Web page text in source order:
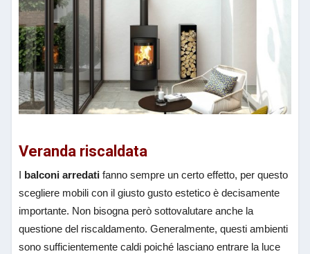
Veranda riscaldata
I balconi arredatifanno sempre un certo effetto, per questo
scegliere mobili con il giusto gusto estetico è decisamente
importante. Non bisogna però sottovalutare anche la
questione del riscaldamento. Generalmente, questi ambienti
sono sufficientemente caldi poiché lasciano entrare la luce